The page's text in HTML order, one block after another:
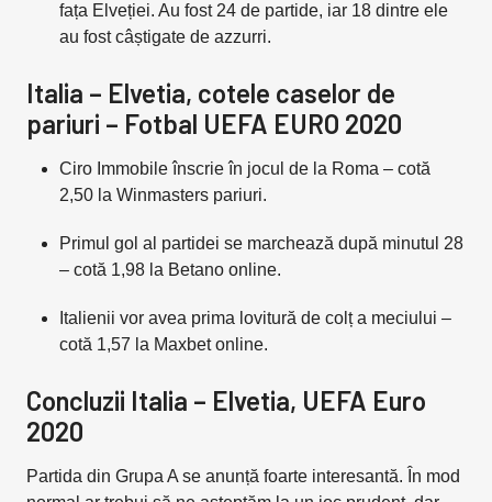
fața Elveției. Au fost 24 de partide, iar 18 dintre ele
au fost câștigate de azzurri.
Italia – Elvetia, cotele caselor de
pariuri – Fotbal UEFA EURO 2020
Ciro Immobile înscrie în jocul de la Roma – cotă
2,50 la Winmasters pariuri.
Primul gol al partidei se marchează după minutul 28
– cotă 1,98 la Betano online.
Italienii vor avea prima lovitură de colț a meciului –
cotă 1,57 la Maxbet online.
Concluzii Italia – Elvetia, UEFA Euro
2020
Partida din Grupa A se anunță foarte interesantă. În mod